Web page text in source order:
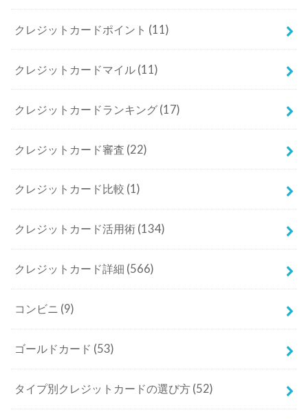
クレジットカードポイント (11)
クレジットカードマイル (11)
クレジットカードランキング (17)
クレジットカード審査 (22)
クレジットカード比較 (1)
クレジットカード活用術 (134)
クレジットカード詳細 (566)
コンビニ (9)
ゴールドカード (53)
タイプ別クレジットカードの選び方 (52)